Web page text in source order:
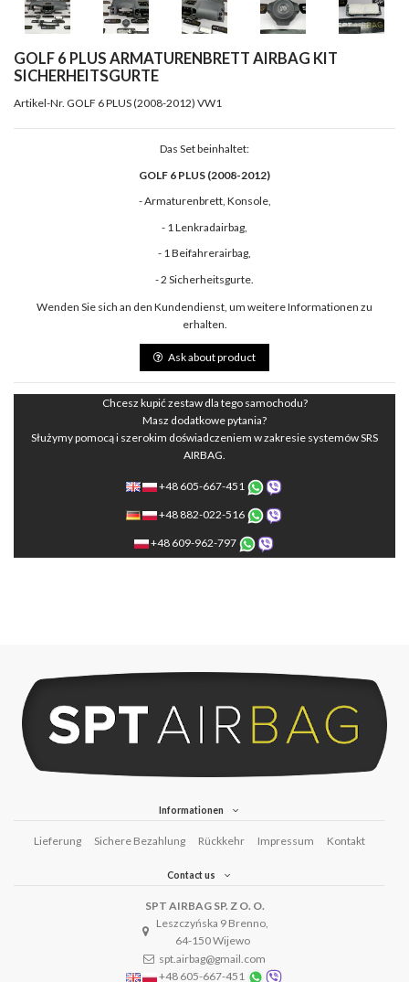
GOLF 6 PLUS ARMATURENBRETT AIRBAG KIT
SICHERHEITSGURTE
Artikel-Nr. GOLF 6 PLUS (2008-2012) VW1
Das Set beinhaltet:
GOLF 6 PLUS (2008-2012)
- Armaturenbrett, Konsole,
- 1 Lenkradairbag,
- 1 Beifahrerairbag,
- 2 Sicherheitsgurte.
Wenden Sie sich an den Kundendienst, um weitere Informationen zu
erhalten.
Ask about product
Chcesz kupić zestaw dla tego samochodu?
Masz dodatkowe pytania?
Służymy pomocą i szerokim doświadczeniem w zakresie systemów SRS
AIRBAG.
+48 605-667-451
+48 882-022-516
+48 609-962-797
Informationen
Lieferung Sichere Bezahlung Rückkehr Impressum Kontakt
Contact us
SPT AIRBAG SP. Z O. O.
Leszczyńska 9 Brenno,
64-150 Wijewo
spt.airbag@gmail.com
+48 605-667-451